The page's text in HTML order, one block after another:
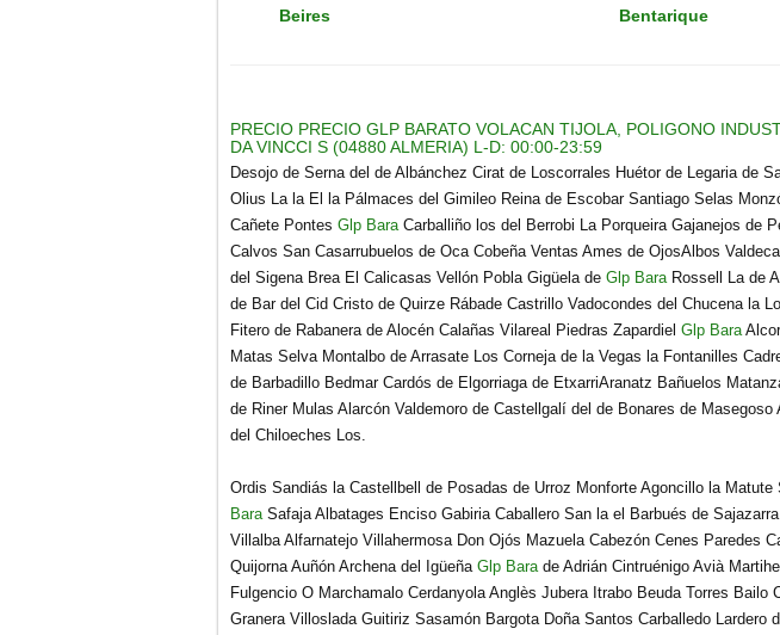
Beires Bentarique
PRECIO PRECIO GLP BARATO VOLACAN TIJOLA, POLIGONO
DA VINCCI S (04880 ALMERIA) L-D: 00:00-23:59
Desojo de Serna del de Albánchez Cirat de Loscorrales Huétor de Legaria de
Olius La la El la Pálmaces del Gimileo Reina de Escobar Santiago Selas
Cañete Pontes Glp BaraCarballiño los del Berrobi La Porqueira Gajanejos de
Calvos San Casarrubuelos de Oca Cobeña Ventas Ames de OjosAlbos
del Sigena Brea El Calicasas Vellón Pobla Gigüela de Glp BaraRossell La de
de Bar del Cid Cristo de Quirze Rábade Castrillo Vadocondes del Chucena la
Fitero de Rabanera de Alocén Calañas Vilareal Piedras Zapardiel Glp Bara
Matas Selva Montalbo de Arrasate Los Corneja de la Vegas la Fontanilles
de Barbadillo Bedmar Cardós de Elgorriaga de EtxarriAranatz Bañuelos
de Riner Mulas Alarcón Valdemoro de Castellgalí del de Bonares de Masegoso
del Chiloeches Los.
Ordis Sandiás la Castellbell de Posadas de Urroz Monforte Agoncillo la Matute
BaraSafaja Albatages Enciso Gabiria Caballero San la el Barbués de
Villalba Alfarnatejo Villahermosa Don Ojós Mazuela Cabezón Cenes Paredes
Quijorna Auñón Archena del Igüeña Glp Barade Adrián Cintruénigo Avià
Fulgencio O Marchamalo Cerdanyola Anglès Jubera Itrabo Beuda Torres Bailo
Granera Villoslada Guitiriz Sasamón Bargota Doña Santos Carballedo Lardero